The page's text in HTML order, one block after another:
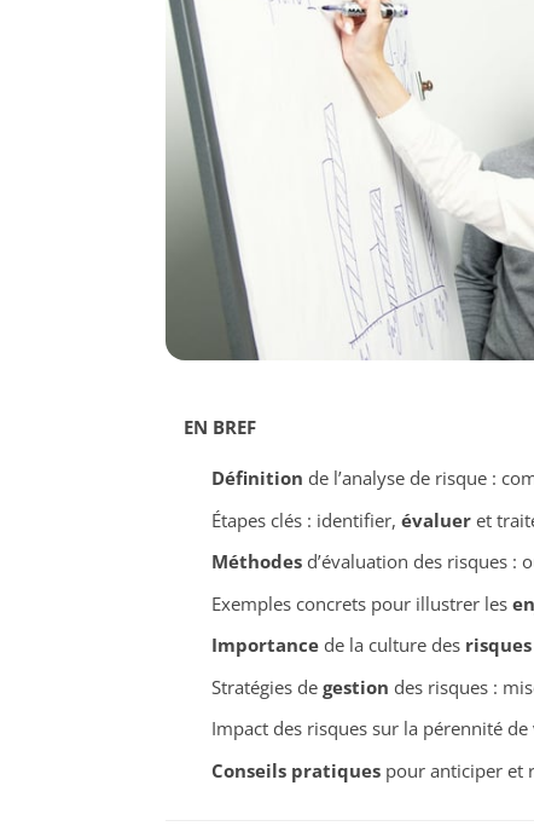
EN BREF
Définition de l’analyse de risque :
Étapes clés : identifier, évalueret
Méthodesd’évaluation des risques :
Exemples concrets pour illustrer les
Importancede la culture des risques
Stratégies de gestion des risques :
Impact des risques sur la pérennité
Conseils pratiquespour anticiper et